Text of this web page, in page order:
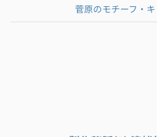
菅原のモチーフ・